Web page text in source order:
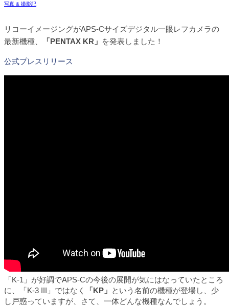
写真 & 撮影記
リコーイメージングがAPS-Cサイズデジタル一眼レフカメラの
最新機種、
「PENTAX KR」 を発表しました！
公式プレスリリース
「K-1」が好調でAPS-Cの今後の展開が気にはなっていたところ
に、「K-3 III」ではなく
「KP」 という名前の機種が登場し、少
し戸惑っていますが、さて、一体どんな機種なんでしょう。